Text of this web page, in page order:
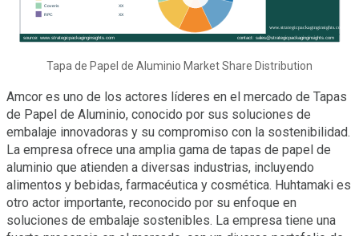
Tapa de Papel de Aluminio Market Share Distribution
Amcor es uno de los actores líderes en el mercado de Tapas
de Papel de Aluminio, conocido por sus soluciones de
embalaje innovadoras y su compromiso con la sostenibilidad.
La empresa ofrece una amplia gama de tapas de papel de
aluminio que atienden a diversas industrias, incluyendo
alimentos y bebidas, farmacéutica y cosmética. Huhtamaki es
otro actor importante, reconocido por su enfoque en
soluciones de embalaje sostenibles. La empresa tiene una